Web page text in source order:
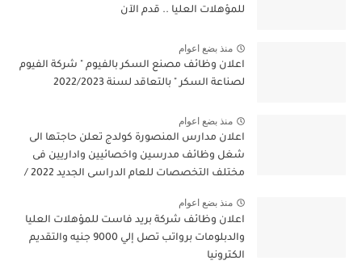
للمؤهلات العليا .. قدم الآن
منذ بضع اعوام
اعلان وظائف مصنع السكر بالفيوم " شركة الفيوم
لصناعة السكر " بالتعاقد لسنة 2022/2023
منذ بضع اعوام
اعلان مدارس المنصورة كولدج تعلن حاجتها الى
شغل وظائف مدرسين واخصائيين واداريين فى
مختلف التخصصات للعام الدراسى الجديد 2022 /
منذ بضع اعوام
اعلان وظائف شركة بريد فاست للمؤهلات العليا
والدبلومات برواتب تصل إلي 9000 جنيه والتقديم
الكترونيا